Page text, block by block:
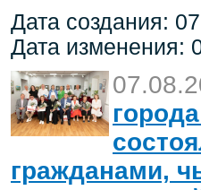
Дата создания:
Дата изменения:
гражданами,